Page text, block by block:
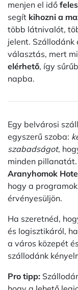
menjen el idő
segít kihozni a
több látnivalót,
jelent.
választás, mert
elérhető, így
napba.
Egy belvárosi
egyszerű szoba:
szabadságot,
minden
Aranyhomok
hogy a
érvényesüljön.
Ha szeretnéd,
és logisztikáról,
a város közepét
szállodánk
Pro tipp: